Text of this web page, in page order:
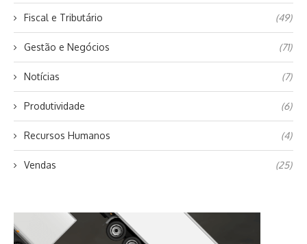
Fiscal e Tributário (49)
Gestão e Negócios (71)
Notícias (7)
Produtividade (6)
Recursos Humanos (4)
Vendas (25)